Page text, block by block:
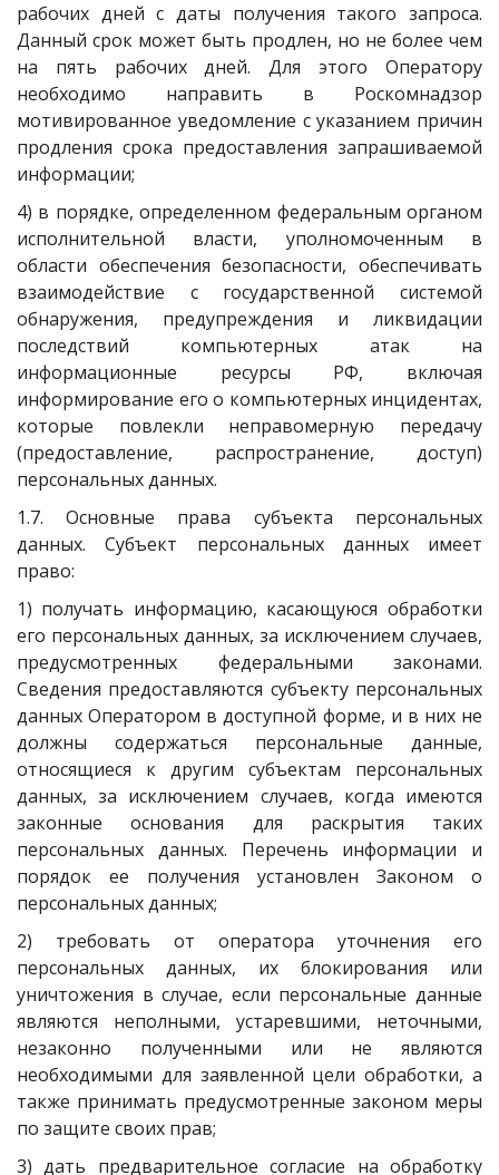
рабочих дней с даты получения такого запроса.
Данный срок может быть продлен, но не более чем
на пять рабочих дней. Для этого Оператору
необходимо направить в Роскомнадзор
мотивированное уведомление с указанием причин
продления срока предоставления запрашиваемой
информации;
4) в порядке, определенном федеральным органом
исполнительной власти, уполномоченным в
области обеспечения безопасности, обеспечивать
взаимодействие с государственной системой
обнаружения, предупреждения и ликвидации
последствий компьютерных атак на
информационные ресурсы РФ, включая
информирование его о компьютерных инцидентах,
которые повлекли неправомерную передачу
(предоставление, распространение, доступ)
персональных данных.
1.7. Основные права субъекта персональных
данных. Субъект персональных данных имеет
право:
1) получать информацию, касающуюся обработки
его персональных данных, за исключением случаев,
предусмотренных федеральными законами.
Сведения предоставляются субъекту персональных
данных Оператором в доступной форме, и в них не
должны содержаться персональные данные,
относящиеся к другим субъектам персональных
данных, за исключением случаев, когда имеются
законные основания для раскрытия таких
персональных данных. Перечень информации и
порядок ее получения установлен Законом о
персональных данных;
2) требовать от оператора уточнения его
персональных данных, их блокирования или
уничтожения в случае, если персональные данные
являются неполными, устаревшими, неточными,
незаконно полученными или не являются
необходимыми для заявленной цели обработки, а
также принимать предусмотренные законом меры
по защите своих прав;
3) дать предварительное согласие на обработку